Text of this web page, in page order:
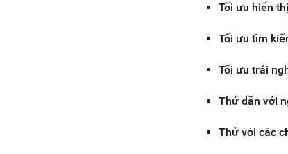
Tối ưu hiển
Tối ưu tìm
Tối ưu trải
Thử dần với
Thử với các